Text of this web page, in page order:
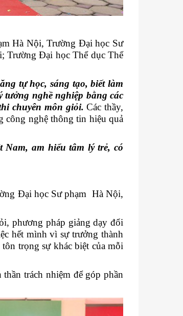
Hà Nội, Trường Đại học Sư
Trường Đại học Thể dục Thể
tự học, sáng tạo, biết làm
tưởng nghề nghiệp bằng các
chuyên môn giỏi. Các thầy,
công nghệ thông tin hiệu quả
Nam, am hiểu tâm lý trẻ, có
Đại học Sư phạm Hà Nội,
phương pháp giảng dạy đổi
hết mình vì sự trưởng thành
trọng sự khác biệt của mỗi
trách nhiệm để góp phần